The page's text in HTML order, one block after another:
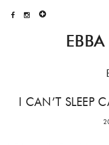
I CAN’T SLEEP